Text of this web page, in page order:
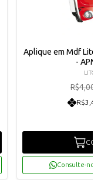
Aplique em Mdf
-
R$4,00
R$3,42
Consulte-nos